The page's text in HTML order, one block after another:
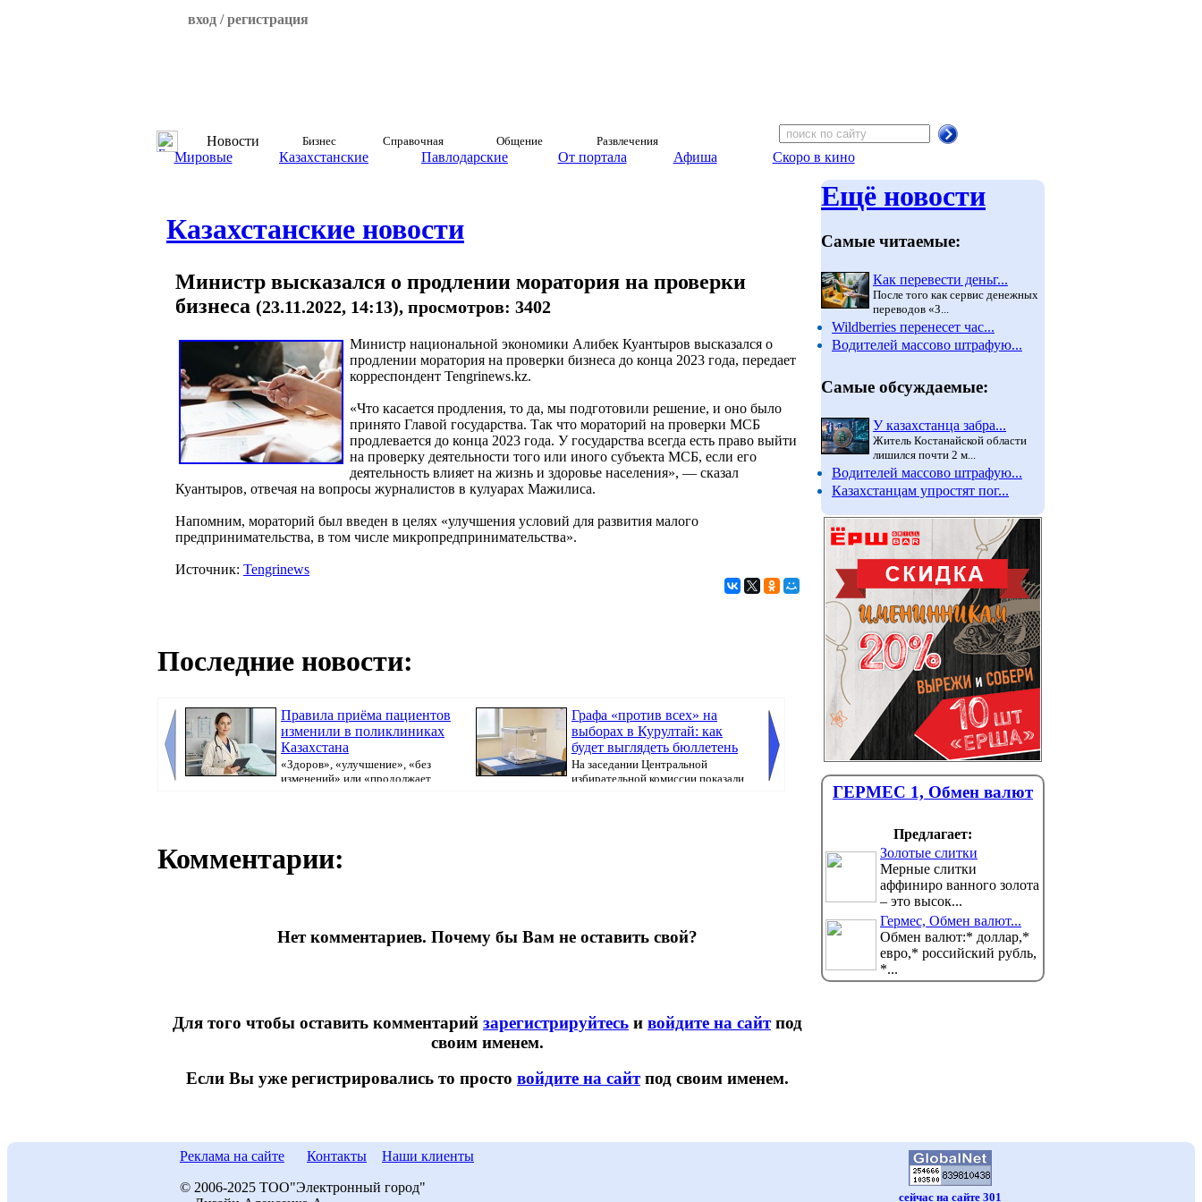
вход / регистрация
Новости Бизнес Справочная Общение Развлечения
Мировые Казахстанские Павлодарские От портала Афиша Скоро в кино
Казахстанские новости
Министр высказался о продлении моратория на проверки
бизнеса (23.11.2022, 14:13), просмотров: 3402
Министр национальной экономики Алибек Куантыров высказался о
продлении моратория на проверки бизнеса до конца 2023 года, передает
корреспондент Tengrinews.kz.
«Что касается продления, то да, мы подготовили решение, и оно было
принято Главой государства. Так что мораторий на проверки МСБ
продлевается до конца 2023 года. У государства всегда есть право выйти
на проверку деятельности того или иного субъекта МСБ, если его
деятельность влияет на жизнь и здоровье населения», — сказал
Куантыров, отвечая на вопросы журналистов в кулуарах Мажилиса.
Напомним, мораторий был введен в целях «улучшения условий для развития малого
предпринимательства, в том числе микропредпринимательства».
Источник: Tengrinews
Последние новости:
Правила приёма пациентов
изменили в поликлиниках
Казахстана
«Здоров», «улучшение», «без
изменений» или «продолжает
Графа «против всех» на
выборах в Курултай: как
будет выглядеть бюллетень
На заседании Центральной
избирательной комиссии показали
В Казахстане обновили
правила работы поликлиник
- как это отразится на
пациентах
Узкие специалисты смогут сами
направлять пациентов на дополнительные обслед...
Комментарии:
Нет комментариев. Почему бы Вам не оставить свой?
Для того чтобы оставить комментарий зарегистрируйтесь и войдите на сайтпод
своим именем.
Если Вы уже регистрировались то просто войдите на сайтпод своим именем.
Ещё новости
Самые читаемые:
Как перевести деньг...
После того как сервис денежных
переводов «З...
Wildberries перенесет час...
Водителей массово штрафую...
Самые обсуждаемые:
У казахстанца забра...
Житель Костанайской области
лишился почти 2 м...
Водителей массово штрафую...
Казахстанцам упростят пог...
ГЕРМЕС 1, Обмен валют
Предлагает:
Золотые слитки
Мерные слитки
аффиниро ванного золота
– это высок...
Гермес, Обмен валют...
Обмен валют:* доллар,*
евро,* российский рубль,
*...
Реклама на сайте Контакты Наши клиенты
сейчас на сайте 301
© 2006-2025 ТОО"Электронный город"